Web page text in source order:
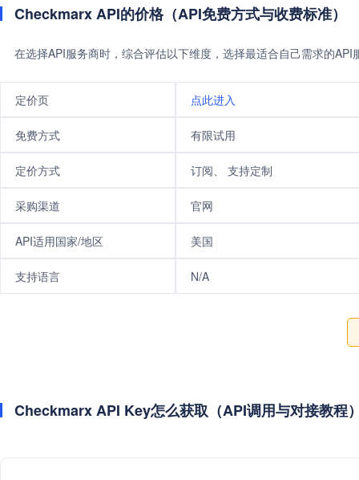
Checkmarx API的价格（API免费方式与收费标准）
在选择API服务商时，综合评估以下维度，选择最适合自己需求的
定价页 点此进入
免费方式 有限试用
定价方式 订阅、 支持定制
采购渠道 官网
API适用国家/地区 美国
支持语言 N/A
Checkmarx API Key怎么获取（API调用与对接教程